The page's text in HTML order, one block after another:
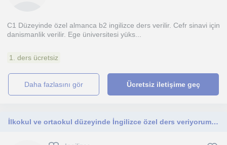
C1 Düzeyinde özel almanca b2 ingilizce ders verilir. Cefr sinavi için
danismanlik verilir. Ege üniversitesi yüks...
1. ders ücretsiz
daha fazlasını gör Ücretsiz iletişime geç
İlkokul ve ortaokul düzeyinde İngilizce özel ders veriyorum. Öğrencinin seviyesine uygun, sıkmadan ve anlayarak öğrenmeye dayalı b